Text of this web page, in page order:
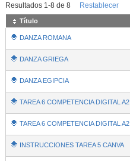
Resultados 1-8de 8 Restablecer
Título
DANZA ROMANA
DANZA GRIEGA
DANZA EGIPCIA
TAREA 6 COMPETENCIA DIGITAL A2
TAREA 6 COMPETENCIA DIGITAL A2
INSTRUCCIONES TAREA 5 CANVA